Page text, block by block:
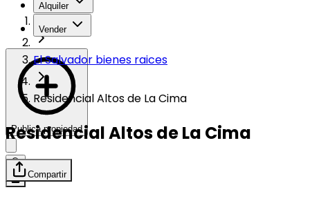
Alquiler
Vender
Publica propiedad
El Salvador bienes raices
Residencial Altos de La Cima
Residencial Altos de La Cima
Compartir